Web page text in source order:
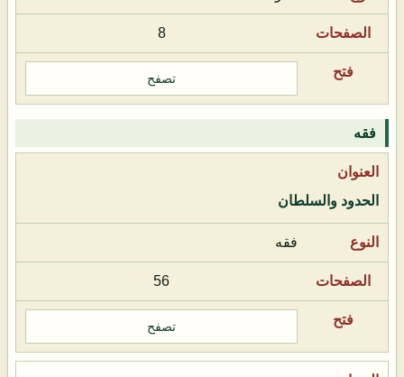
8
تصفح
فقه
الحدود والسلطان
فقه
56
تصفح